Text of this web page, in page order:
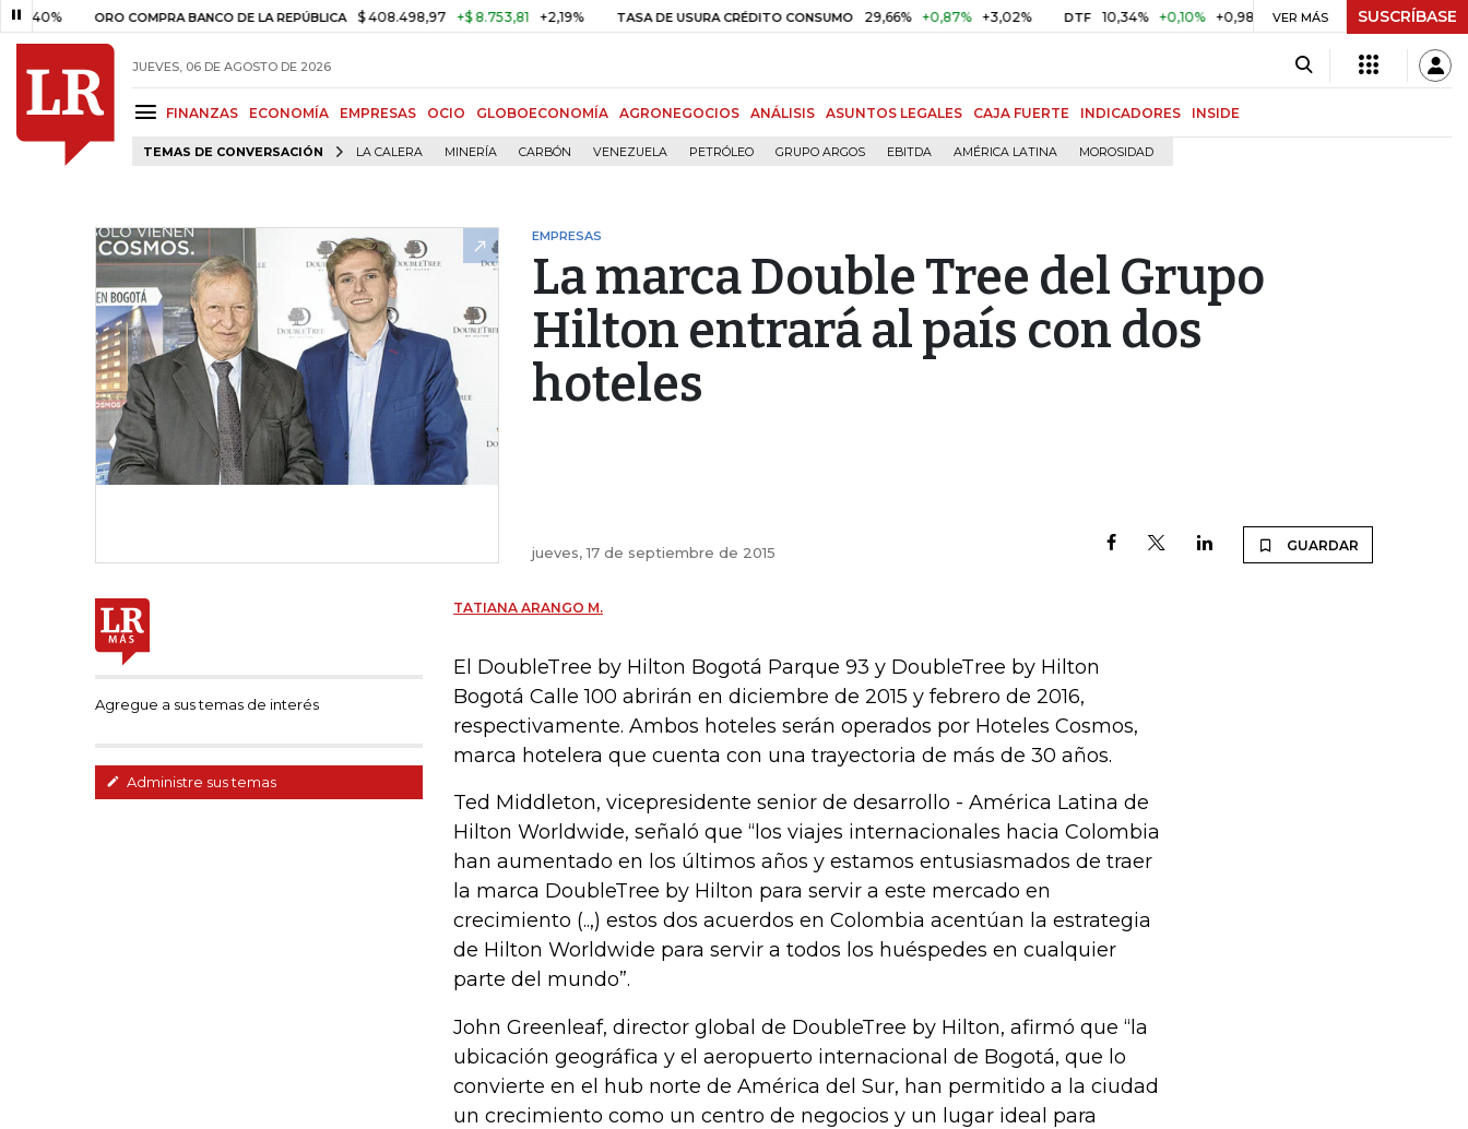
ORO COMPRA BANCO DE LA REPÚBLICA $ 408.498,97 +$ 8.753,81 +2,19% TASA DE USURA CRÉDITO CONSUMO 29,66% +0,87% +3,02% DTF 10,34% +0,10% +0,98% UVR $ 416,86 +$ 0,05 +0,01%
VER MÁS SUSCRÍBASE
JUEVES, 06 DE AGOSTO DE 2026
FINANZAS ECONOMÍA EMPRESAS OCIO GLOBOECONOMÍA AGRONEGOCIOS ANÁLISIS ASUNTOS LEGALES CAJA FUERTE INDICADORES INSIDE
TEMAS DE CONVERSACIÓN LA CALERA MINERÍA CARBÓN VENEZUELA PETRÓLEO GRUPO ARGOS EBITDA AMÉRICA LATINA MOROSIDAD
EMPRESAS
La marca Double Tree del Grupo
Hilton entrará al país con dos
hoteles
jueves, 17 de septiembre de 2015 GUARDAR
Agregue a sus temas de interés
Administre sus temas
TATIANA ARANGO M.
El DoubleTree by Hilton Bogotá Parque 93 y DoubleTree by Hilton
Bogotá Calle 100 abrirán en diciembre de 2015 y febrero de 2016,
respectivamente. Ambos hoteles serán operados por Hoteles Cosmos,
marca hotelera que cuenta con una trayectoria de más de 30 años.
Ted Middleton, vicepresidente senior de desarrollo - América Latina de
Hilton Worldwide, señaló que “los viajes internacionales hacia Colombia
han aumentado en los últimos años y estamos entusiasmados de traer
la marca DoubleTree by Hilton para servir a este mercado en
crecimiento (..,) estos dos acuerdos en Colombia acentúan la estrategia
de Hilton Worldwide para servir a todos los huéspedes en cualquier
parte del mundo”.
John Greenleaf, director global de DoubleTree by Hilton, afirmó que “la
ubicación geográfica y el aeropuerto internacional de Bogotá, que lo
convierte en el hub norte de América del Sur, han permitido a la ciudad
un crecimiento como un centro de negocios y un lugar ideal para